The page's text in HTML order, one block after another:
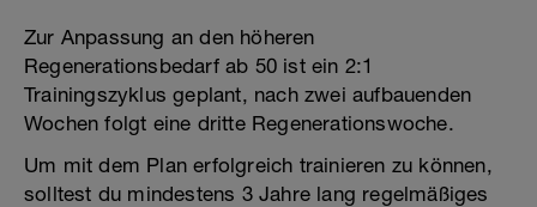
Zur Anpassung an den höheren
Regenerationsbedarf ab 50 ist ein 2:1
Trainingszyklus geplant, nach zwei aufbauenden
Wochen folgt eine dritte Regenerationswoche.
Um mit dem Plan erfolgreich trainieren zu können,
solltest du mindestens 3 Jahre lang regelmäßiges